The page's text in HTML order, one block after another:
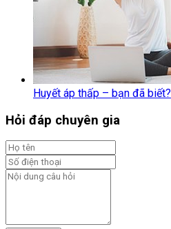
Huyết áp thấp – bạn đã biết?
Hỏi đáp chuyên gia